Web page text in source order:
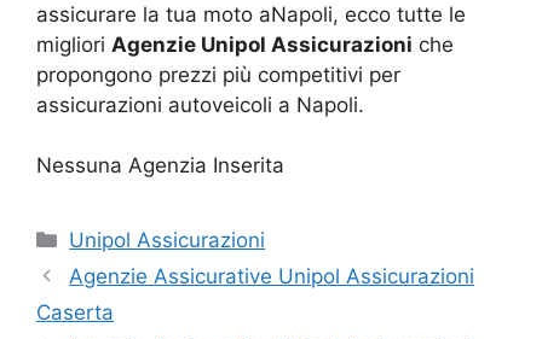
assicurare la tua moto aNapoli, ecco tutte le
migliori Agenzie Unipol Assicurazioni che
propongono prezzi più competitivi per
assicurazioni autoveicoli a Napoli.
Nessuna Agenzia Inserita
Categorie
Unipol Assicurazioni
Agenzie Assicurative Unipol Assicurazioni
Caserta